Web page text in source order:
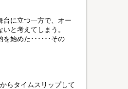
台に立つ一方で、オー
と考えてしまう。
始めた･･････その
らタイムスリップして